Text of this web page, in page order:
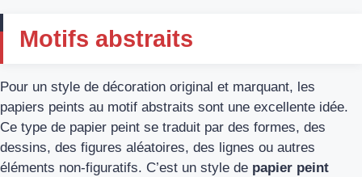
Motifs abstraits
Pour un style de décoration original et marquant, les
papiers peints au motif abstraits sont une excellente idée.
Ce type de papier peint se traduit par des formes, des
dessins, des figures aléatoires, des lignes ou autres
éléments non-figuratifs. C’est un style de papier peint